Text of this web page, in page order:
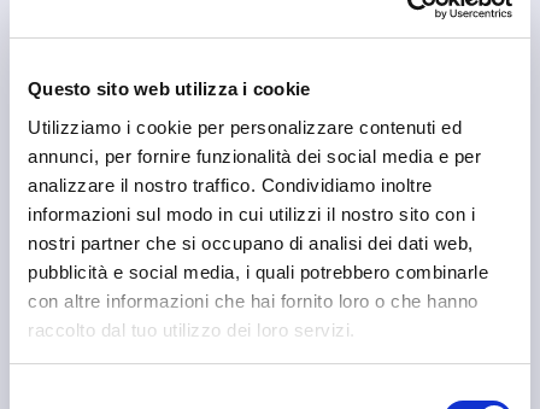
Questo sito web utilizza i cookie
Utilizziamo i cookie per personalizzare contenuti ed
annunci, per fornire funzionalità dei social media e per
analizzare il nostro traffico. Condividiamo inoltre
informazioni sul modo in cui utilizzi il nostro sito con i
nostri partner che si occupano di analisi dei dati web,
pubblicità e social media, i quali potrebbero combinarle
con altre informazioni che hai fornito loro o che hanno
raccolto dal tuo utilizzo dei loro servizi.
Morbegno
Consorzio Turistico Porte di Valtellina